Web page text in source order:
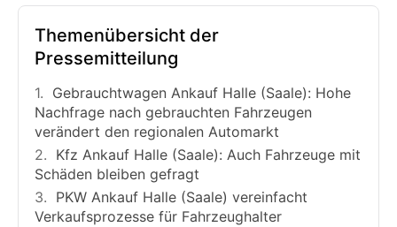
Themenübersicht der
Pressemitteilung
Gebrauchtwagen Ankauf Halle (Saale): Hohe
Nachfrage nach gebrauchten Fahrzeugen
verändert den regionalen Automarkt
Kfz Ankauf Halle (Saale): Auch Fahrzeuge mit
Schäden bleiben gefragt
PKW Ankauf Halle (Saale) vereinfacht
Verkaufsprozesse für Fahrzeughalter